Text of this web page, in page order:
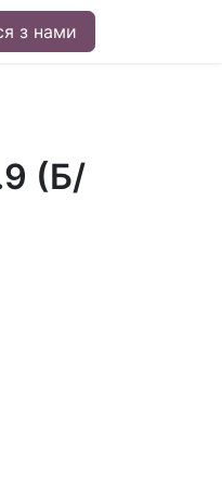
з нами
(Б/